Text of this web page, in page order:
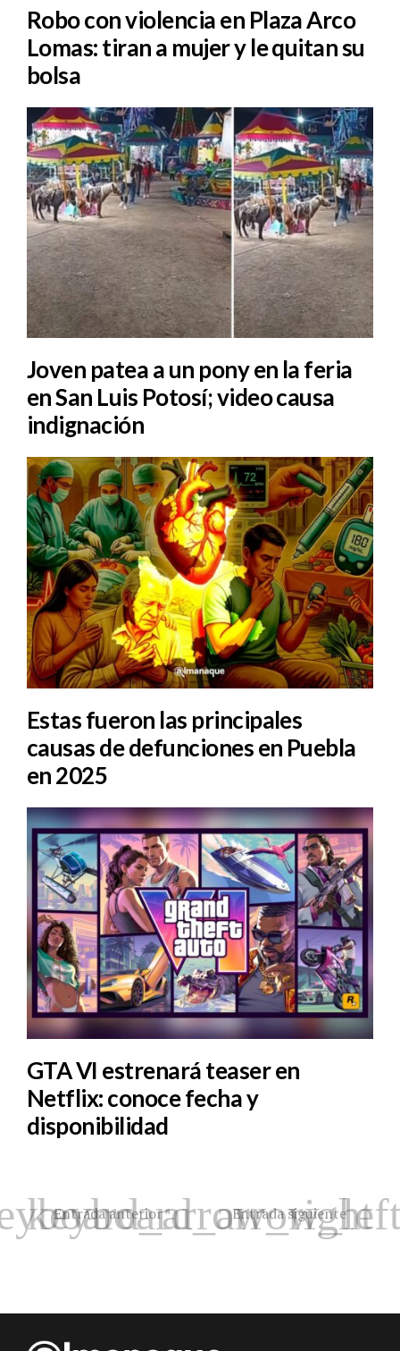
Robo con violencia en Plaza Arco
Lomas: tiran a mujer y le quitan su
bolsa
Joven patea a un pony en la feria
en San Luis Potosí; video causa
indignación
Estas fueron las principales
causas de defunciones en Puebla
en 2025
GTA VI estrenará teaser en
Netflix: conoce fecha y
disponibilidad
Entrada anterior Entrada siguiente